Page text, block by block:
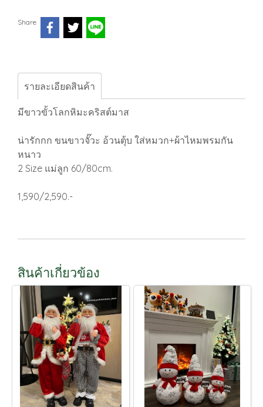
Share
รายละเอียดสินค้า
มีขาวขั้วโลกหิมะคริสต์มาส
น่ารักกก ขนขาวจั๊วะ อ้วนตุ้บ ใส่หมวก+ผ้าไหมพรมกัน
หนาว
2 Size แม่ลูก 60/80cm.
1,590/2,590.-
สินค้าเกี่ยวข้อง